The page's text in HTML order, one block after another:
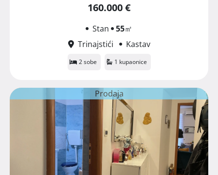
160.000 €
Stan 55㎡
Trinajstići
Kastav
2 sobe 1 kupaonice
Prodaja